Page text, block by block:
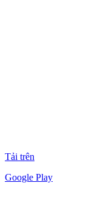
Tải trên
Google Play